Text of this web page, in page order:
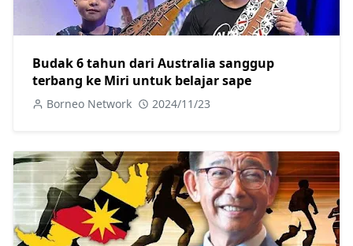
Budak 6 tahun dari Australia sanggup
terbang ke Miri untuk belajar sape
Borneo Network 2024/11/23